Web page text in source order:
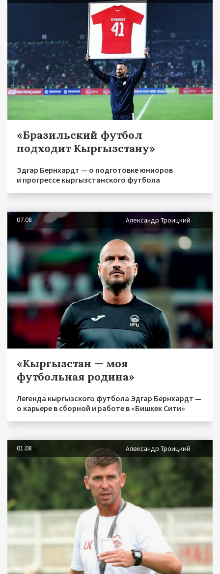
«Бразильский футбол
подходит Кыргызстану»
Эдгар Бернхардт — о подготовке юниоров
и прогрессе кыргызстанского футбола
07.08 Александр Троицкий
«Кыргызстан — моя
футбольная родина»
Легенда кыргызского футбола Эдгар Бернхардт —
о карьере в сборной и работе в «Бишкек Сити»
01.08 Александр Троицкий